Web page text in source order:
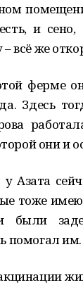
и
всё же
ферме
Здесь
они и
у Азата
тоже
помогал им.